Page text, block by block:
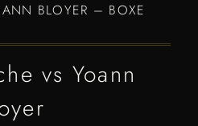
BLOYER – BOXE
vs Yoann